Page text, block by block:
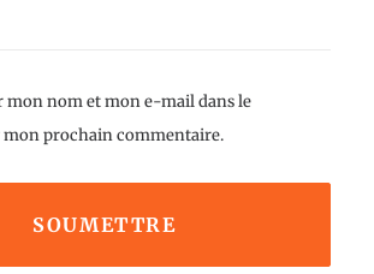
mon nom et mon e-mail dans le
prochain commentaire.